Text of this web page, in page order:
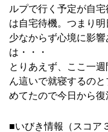
ルプで行く予定が自
は自宅待機。つまり
少なからず心境に影
は・・・
とりあえず、ここ一
ん這いで就寝するの
めてたので今日から復
■いびき情報（スコア